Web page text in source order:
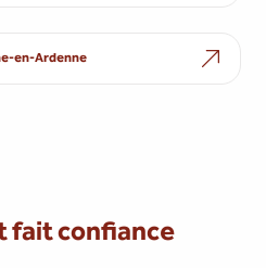
en-Ardenne
fait confiance